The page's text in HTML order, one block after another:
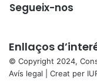
Segueix-nos
Enllaços
© Copyright 2024,
Avís legal | Creat per